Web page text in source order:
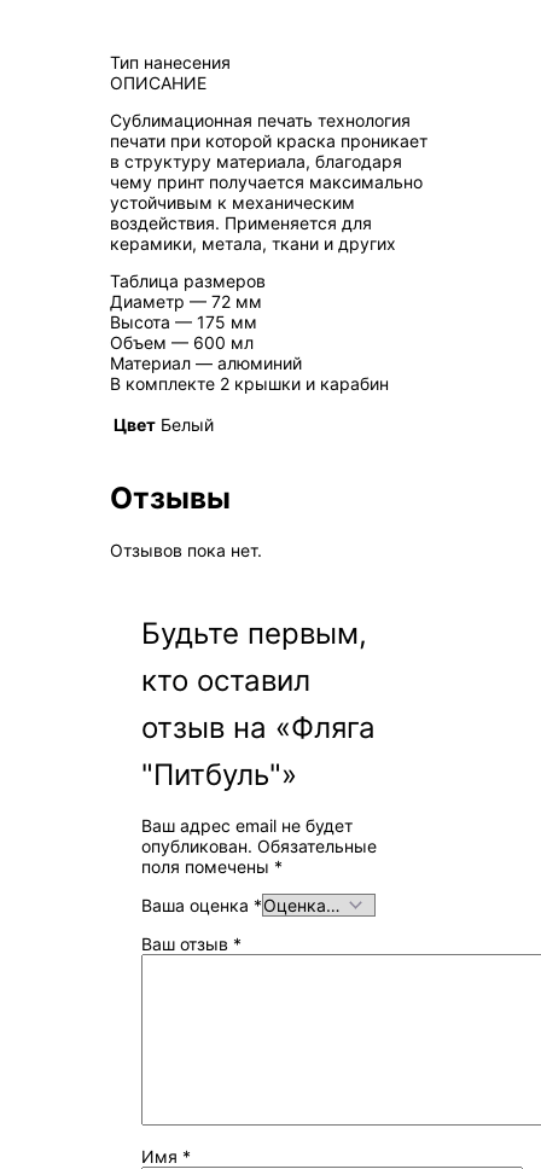
Тип нанесения
ОПИСАНИЕ
Сублимационная печать технология
печати при которой краска проникает
в структуру материала, благодаря
чему принт получается максимально
устойчивым к механическим
воздействия. Применяется для
керамики, метала, ткани и других
Таблица размеров
Диаметр — 72 мм
Высота — 175 мм
Объем — 600 мл
Материал — алюминий
В комплекте 2 крышки и карабин
Цвет Белый
Отзывы
Отзывов пока нет.
Будьте первым,
кто оставил
отзыв на «Фляга
"Питбуль"»
Ваш адрес email не будет
опубликован. Обязательные
поля помечены *
Ваша оценка *
Ваш отзыв *
Имя *